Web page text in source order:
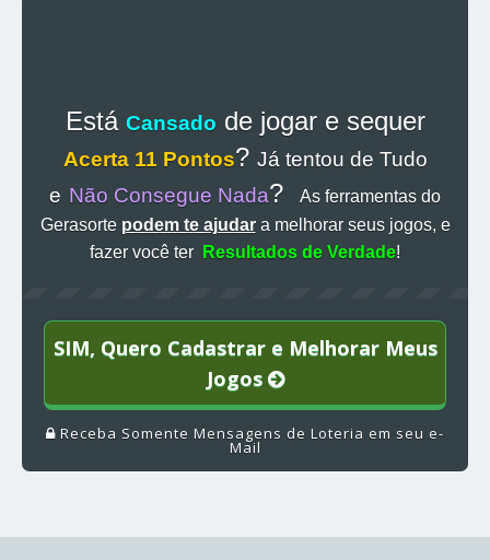
Está Cansado de jogar e sequer
Acerta 11 Pontos? Já tentou de Tudo
e Não Consegue Nada?
As ferramentas do
Gerasorte podem te ajudara melhorar seus jogos, e
fazer você ter
Resultados de Verdade!
SIM, Quero Cadastrar e Melhorar Meus
Jogos
Receba Somente Mensagens de Loteria em seu e-
Mail